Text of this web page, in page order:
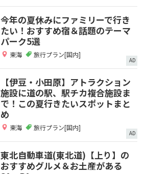
今年の夏休みにファミリーで行き
たい！おすすめ宿＆話題のテーマ
パーク5選
東海 旅行プラン[国内]
AD
【伊豆・小田原】アトラクション
施設に道の駅、駅チカ複合施設ま
で！この夏行きたいスポットまと
め
東海 旅行プラン[国内]
AD
東北自動車道(東北道)【上り】の
おすすめグルメ＆お土産がある